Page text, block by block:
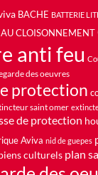
BACHE BATTERIE
CLOISONNEMENT
anti feu
des oeuvres
protection
saint omer
de protection
Aviva nid de guepes
culturels plan